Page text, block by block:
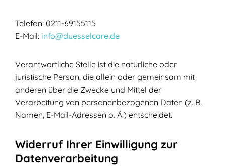
Telefon: 0211-69155115
E-Mail: info@duesselcare.de
Verantwortliche Stelle ist die natürliche oder
juristische Person, die allein oder gemeinsam mit
anderen über die Zwecke und Mittel der
Verarbeitung von personenbezogenen Daten (z. B.
Namen, E-Mail-Adressen o. Ä.) entscheidet.
Widerruf Ihrer Einwilligung zur
Datenverarbeitung